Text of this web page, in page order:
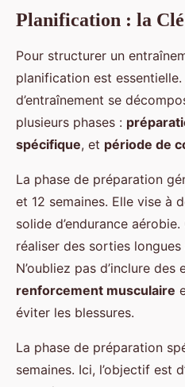
Planification : la Clé
Pour structurer un
planification est
d’entraînement se
plusieurs phases :
spécifique, et période de
La phase de préparation
et 12 semaines. Elle vise à
solide d’endurance
réaliser des sorties
N’oubliez pas d’inclure des
renforcement musculaire
éviter les blessures.
La phase de préparation
semaines. Ici, l’objectif est